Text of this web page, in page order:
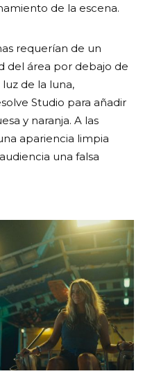
de la escena.
requerían de un
del área por debajo de
de la luna,
Studio para añadir
y naranja. A las
apariencia limpia
una falsa